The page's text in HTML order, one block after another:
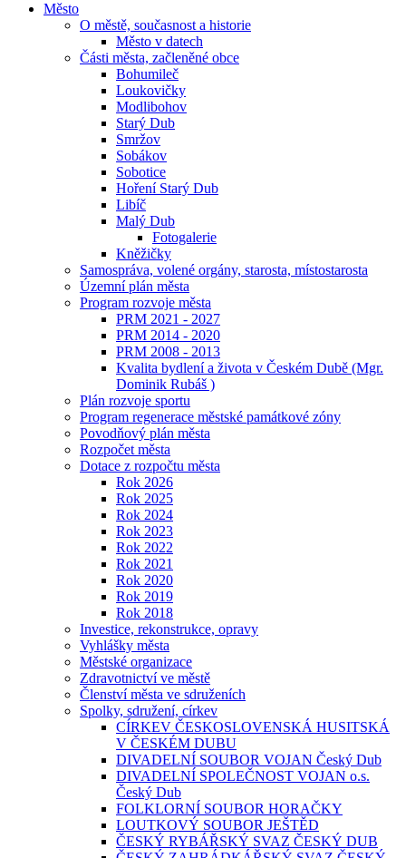
Město
O městě, současnost a historie
Město v datech
Části města, začleněné obce
Bohumileč
Loukovičky
Modlibohov
Starý Dub
Smržov
Sobákov
Sobotice
Hoření Starý Dub
Libíč
Malý Dub
Fotogalerie
Kněžičky
Samospráva, volené orgány, starosta, místostarosta
Územní plán města
Program rozvoje města
PRM 2021 - 2027
PRM 2014 - 2020
PRM 2008 - 2013
Kvalita bydlení a života v Českém Dubě (Mgr.
Dominik Rubáš )
Plán rozvoje sportu
Program regenerace městské památkové zóny
Povodňový plán města
Rozpočet města
Dotace z rozpočtu města
Rok 2026
Rok 2025
Rok 2024
Rok 2023
Rok 2022
Rok 2021
Rok 2020
Rok 2019
Rok 2018
Investice, rekonstrukce, opravy
Vyhlášky města
Městské organizace
Zdravotnictví ve městě
Členství města ve sdruženích
Spolky, sdružení, církev
CÍRKEV ČESKOSLOVENSKÁ HUSITSKÁ
V ČESKÉM DUBU
DIVADELNÍ SOUBOR VOJAN Český Dub
DIVADELNÍ SPOLEČNOST VOJAN o.s.
Český Dub
FOLKLORNÍ SOUBOR HORAČKY
LOUTKOVÝ SOUBOR JEŠTĚD
ČESKÝ RYBÁŘSKÝ SVAZ ČESKÝ DUB